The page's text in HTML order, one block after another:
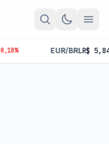
EUR/BRLR$ 5,84 -